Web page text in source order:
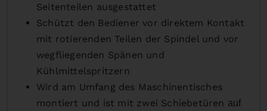
Seitenteilen ausgestattet
Schützt den Bediener vor direktem Kontakt
mit rotierenden Teilen der Spindel und vor
wegfliegenden Spänen und
Kühlmittelspritzern
Wird am Umfang des Maschinentisches
montiert und ist mit zwei Schiebetüren auf